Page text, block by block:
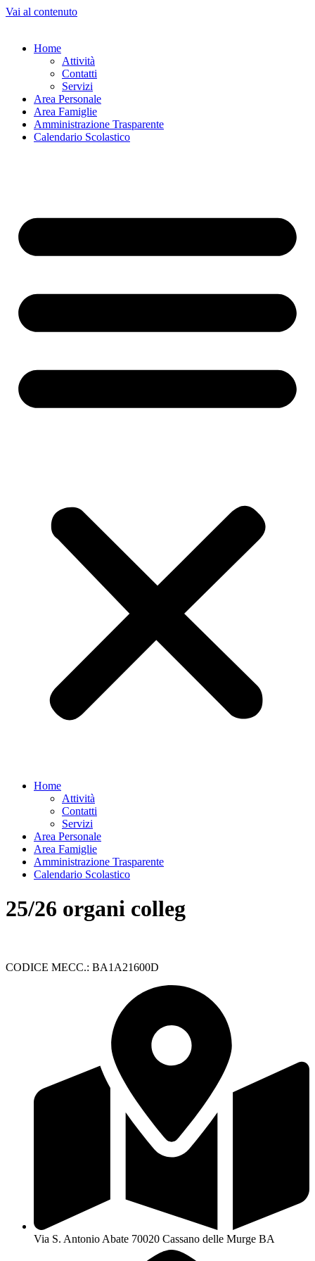
Vai al contenuto
Home
Attività
Contatti
Servizi
Area Personale
Area Famiglie
Amministrazione Trasparente
Calendario Scolastico
Home
Attività
Contatti
Servizi
Area Personale
Area Famiglie
Amministrazione Trasparente
Calendario Scolastico
25/26 organi colleg
CODICE MECC.: BA1A21600D
Via S. Antonio Abate 70020 Cassano delle Murge BA